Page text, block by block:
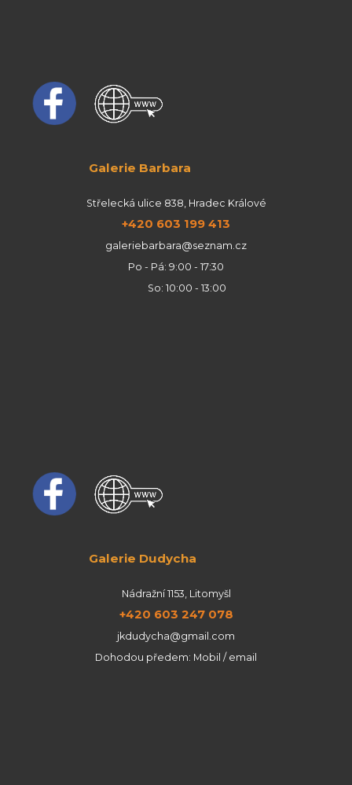
Galerie Barbara
Střelecká ulice 838, Hradec Králové
+420 603 199 413
galeriebarbara@seznam.cz
Po - Pá: 9:00 - 17:30
So: 10:00 - 13:00
Galerie Dudycha
Nádražní 1153, Litomyšl
+420 603 247 078
jkdudycha@gmail.com
Dohodou předem: Mobil / email